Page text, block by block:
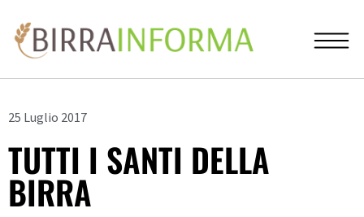
25 Luglio 2017
TUTTI I SANTI DELLA
BIRRA